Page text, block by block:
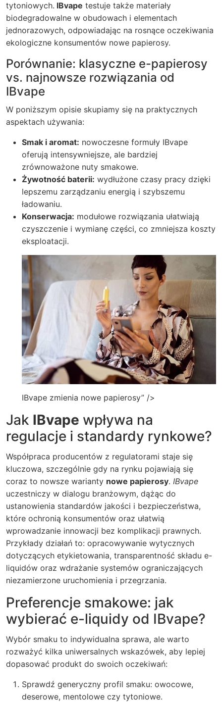
tytoniowych. IBvape testuje także materiały
biodegradowalne w obudowach i elementach
jednorazowych, odpowiadając na rosnące oczekiwania
ekologiczne konsumentów nowe papierosy.
Porównanie: klasyczne e-papierosy
vs. najnowsze rozwiązania od
IBvape
W poniższym opisie skupiamy się na praktycznych
aspektach używania:
Smak i aromat: nowoczesne formuły IBvape
oferują intensywniejsze, ale bardziej
zrównoważone nuty smakowe.
Żywotność baterii: wydłużone czasy pracy dzięki
lepszemu zarządzaniu energią i szybszemu
ładowaniu.
Konserwacja: modułowe rozwiązania ułatwiają
czyszczenie i wymianę części, co zmniejsza koszty
eksploatacji.
IBvape zmienia nowe papierosy” />
Jak IBvape wpływa na
regulacje i standardy rynkowe?
Współpraca producentów z regulatorami staje się
kluczowa, szczególnie gdy na rynku pojawiają się
coraz to nowsze warianty nowe papierosy. IBvape
uczestniczy w dialogu branżowym, dążąc do
ustanowienia standardów jakości i bezpieczeństwa,
które ochronią konsumentów oraz ułatwią
wprowadzanie innowacji bez komplikacji prawnych.
Przykłady działań to: opracowywanie wytycznych
dotyczących etykietowania, transparentność składu e-
liquidów oraz wdrażanie systemów ograniczających
niezamierzone uruchomienia i przegrzania.
Preferencje smakowe: jak
wybierać e-liquidy od IBvape?
Wybór smaku to indywidualna sprawa, ale warto
rozważyć kilka uniwersalnych wskazówek, aby lepiej
dopasować produkt do swoich oczekiwań:
Sprawdź generyczny profil smaku: owocowe,
deserowe, mentolowe czy tytoniowe.